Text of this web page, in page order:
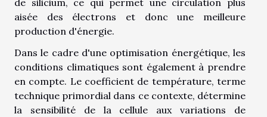
aisée des électrons et donc une meilleure
production d'énergie.
Dans le cadre d'une optimisation énergétique, les
conditions climatiques sont également à prendre
en compte. Le coefficient de température, terme
technique primordial dans ce contexte, détermine
la sensibilité de la cellule aux variations de